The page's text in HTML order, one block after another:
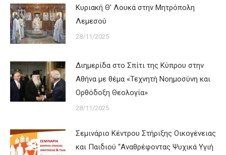
Κυριακή Θ’ Λουκά στην Μητρόπολη
Λεμεσού
28/11/2025
Διημερίδα στο Σπίτι της Κύπρου στην
Αθήνα με θέμα «Τεχνητή Νοημοσύνη και
Ορθόδοξη Θεολογία»
28/11/2025
Σεμινάριο Κέντρου Στήριξης Οικογένειας
και Παιδιού “Αναθρέφοντας Ψυχικά Υγιή